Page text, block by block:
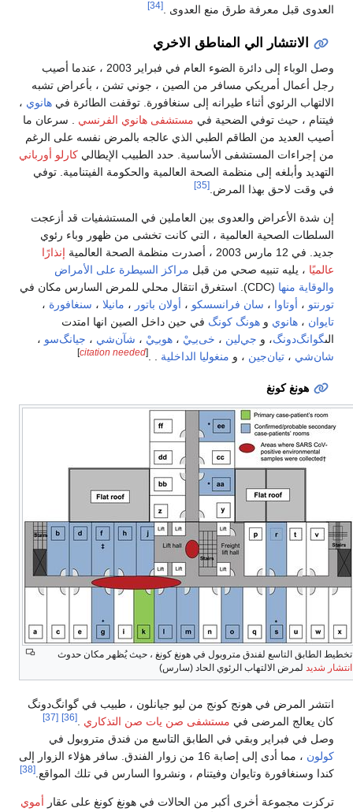
العدوى قبل معرفة طرق منع العدوى .
الانتشار الي المناطق الاخري
وصل الوباء إلى دائرة الضوء العام في فبراير 2003 ، عندما أصيب
رجل أعمال أمريكي مسافر من الصين ، جوني تشن ، بأعراض تشبه
الالتهاب الرئوي أثناء طيرانه إلى سنغافورة. توقفت الطائرة فيهانوي،
فيتنام ، حيث توفي الضحية فيمستشفى هانوي الفرنسي . سرعان ما
أصيب العديد من الطاقم الطبي الذي عالجه بالمرض نفسه على الرغم
من إجراءات المستشفى الأساسية. حدد الطبيب الإيطاليكارلو أورباني
التهديد وأبلغه إلى منظمة الصحة العالمية والحكومة الفيتنامية. توفي
في وقت لاحق بهذا المرض.
إن شدة الأعراض والعدوى بين العاملين في المستشفيات قد أزعجت
السلطات الصحية العالمية ، التي كانت تخشى من ظهور وباء رئوي
جديد. في 12 مارس 2003 ، أصدرت منظمة الصحة العالمية
إنذارًا
عالميًا، يليه تنبيه صحي من قبلمراكز السيطرة على الأمراض
والوقاية منها(CDC). استغرق انتقال محلي للمرض السارس مكان في
تورنتو،أوتاوا،سان فرانسسكو،أولان باتور،مانيلا،سنغافورة،
تايوان،هانويوهونگ كونگفي حين داخل الصين انها امتدت
الىگوانگ‌دونگ، وجي‌لين،خى‌بـِيْ،هوبـِيْ،شآن‌شي ،جيانگ‌سو،
شان‌شي ،تيان‌جين، ومنغوليا الداخلية. .
citation needed
]
هونغ كونغ
الطابق التاسع لفندق متروبول في هونغ كونغ ، حيث يُظهر مكان حدوث
شديدلمرض الالتهاب الرئوي الحاد (سارس)
انتشر المرض في هونج كونج من ليو جيانلون ، طبيب في گوانگ‌دونگ
كان يعالج المرضى فيمستشفى صن يات صن التذكاري.
[37]
وصل في فبراير وبقي في الطابق التاسع من فندق متروبول في
كولون
، مما أدى إلى إصابة 16 من زوار الفندق. سافر هؤلاء الزوار إلى
كندا وسنغافورة وتايوان وفيتنام ، ونشروا السارس في تلك المواقع.
تركزت مجموعة أخرى أكبر من الحالات في هونغ كونغ على عقار أموي